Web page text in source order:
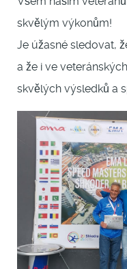
skvělým výkonům!
Je úžasné sledovat,
a že i ve
skvělých výsledků a